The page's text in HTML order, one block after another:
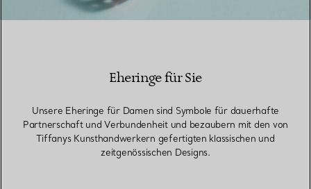
Eheringe für Sie
Unsere Eheringe für Damen sind Symbole für dauerhafte
Partnerschaft und Verbundenheit und bezaubern mit den von
Tiffanys Kunsthandwerkern gefertigten klassischen und
zeitgenössischen Designs.